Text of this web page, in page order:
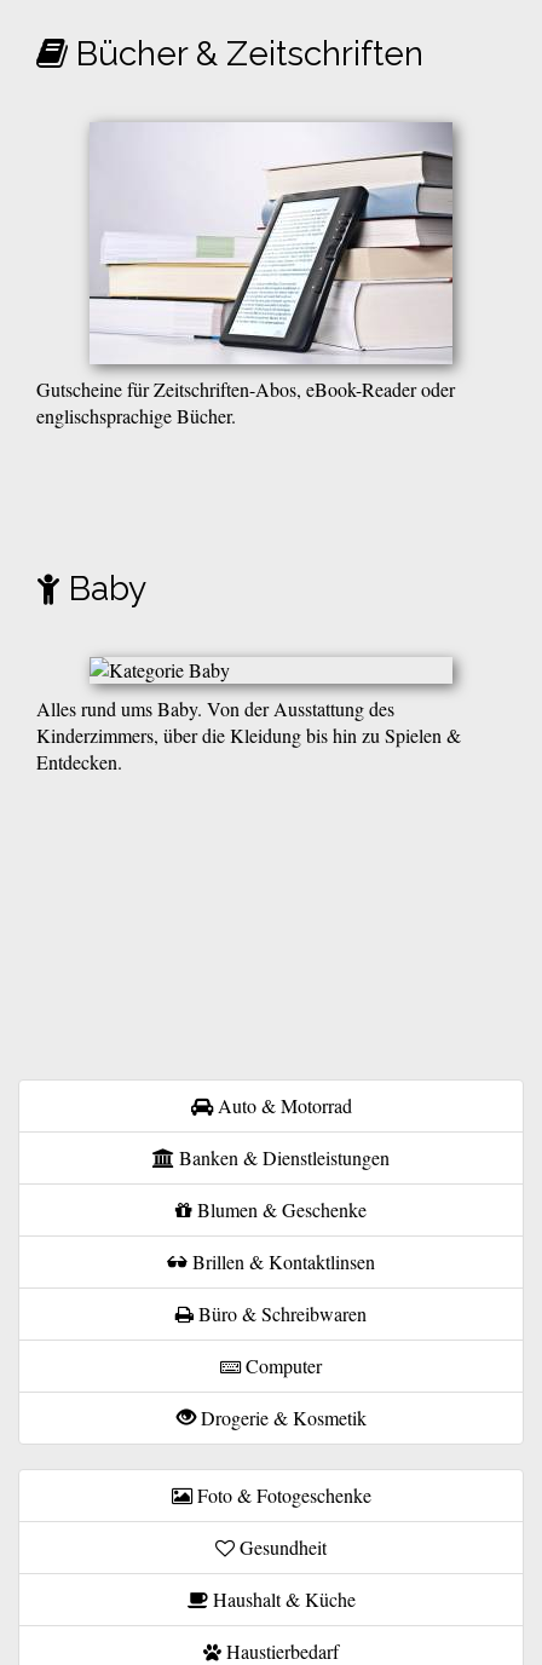
Bücher & Zeitschriften
Gutscheine für Zeitschriften-Abos, eBook-Reader oder
englischsprachige Bücher.
Baby
Alles rund ums Baby. Von der Ausstattung des
Kinderzimmers, über die Kleidung bis hin zu Spielen &
Entdecken.
Auto & Motorrad
Banken & Dienstleistungen
Blumen & Geschenke
Brillen & Kontaktlinsen
Büro & Schreibwaren
Computer
Drogerie & Kosmetik
Foto & Fotogeschenke
Gesundheit
Haushalt & Küche
Haustierbedarf